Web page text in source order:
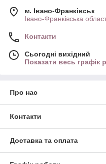
м. Івано-Франківськ
Івано-Франківська
Контакти
Сьогодні вихідний
Показати весь графік
Про нас
Контакти
Доставка та оплата